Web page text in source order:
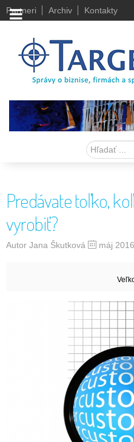
Partneri Archiv Kontakty
Hľadať
Predávate toľko,
vyrobiť?
Autor Jana Škutková máj 2016